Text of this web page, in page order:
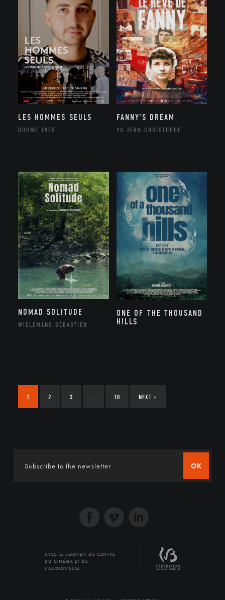
LES HOMMES SEULS
DORME YVES
FANNY’S DREAM
YU JEAN-CHRISTOPHE
NOMAD SOLITUDE
WIELEMANS SÉBASTIEN
ONE OF THE THOUSAND
HILLS
1 2 3 … 10 NEXT ›
OK
AVEC LE SOUTIEN DU CENTRE
DU CINÉMA ET DE
L'AUDIOVISUEL